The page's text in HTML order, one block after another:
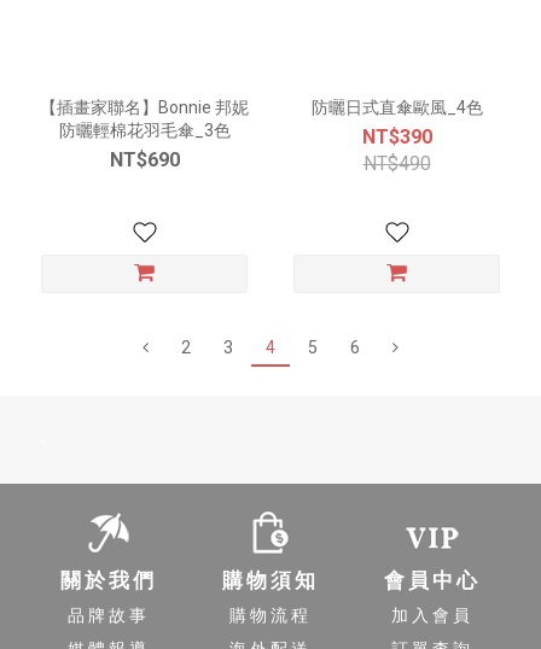
【插畫家聯名】Bonnie 邦妮
防曬輕棉花羽毛傘_3色
NT$690
防曬日式直傘歐風_4色
NT$390
NT$490
2 3 4 5 6
關於我們
品牌故事
購物須知
購物流程
會員中心
加入會員